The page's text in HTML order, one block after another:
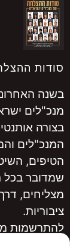
סודות
בשנה
מנכ"לים
המנכ"לים
הטיפים,
שמדובר
מצליחים,
ציבוריות.
להתרשמות